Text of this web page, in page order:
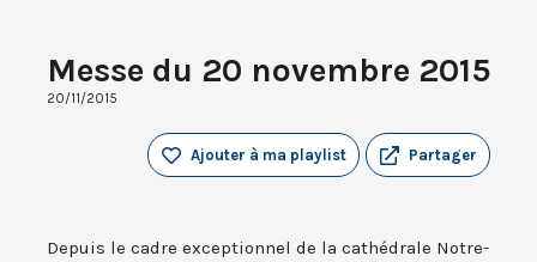
Messe du 20 novembre 2015
20/11/2015
Partager
Ajouter à ma playlist
Depuis le cadre exceptionnel de la cathédrale Notre-